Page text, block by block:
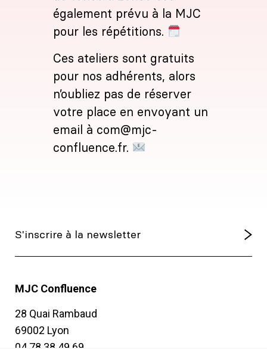
également prévu à la MJC
pour les répétitions.
Ces ateliers sont gratuits
pour nos adhérents, alors
n’oubliez pas de réserver
votre place en envoyant un
email à com@mjc-
confluence.fr.
MJC Confluence
28 Quai Rambaud
69002 Lyon